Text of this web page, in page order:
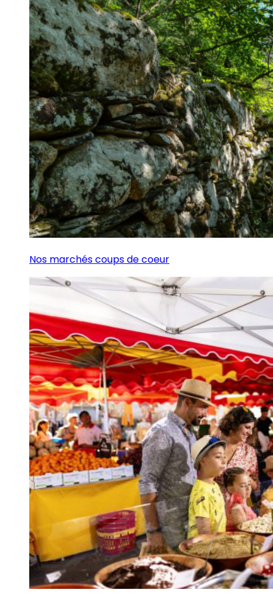
Nos marchés coups de coeur